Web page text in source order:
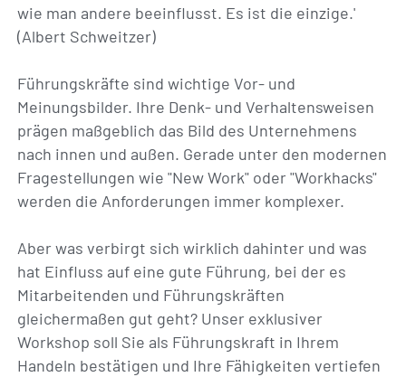
wie man andere beeinflusst. Es ist die einzige.'
(Albert Schweitzer)
Führungskräfte sind wichtige Vor- und
Meinungsbilder. Ihre Denk- und Verhaltensweisen
prägen maßgeblich das Bild des Unternehmens
nach innen und außen. Gerade unter den modernen
Fragestellungen wie "New Work" oder "Workhacks"
werden die Anforderungen immer komplexer.
Aber was verbirgt sich wirklich dahinter und was
hat Einfluss auf eine gute Führung, bei der es
Mitarbeitenden und Führungskräften
gleichermaßen gut geht? Unser exklusiver
Workshop soll Sie als Führungskraft in Ihrem
Handeln bestätigen und Ihre Fähigkeiten vertiefen